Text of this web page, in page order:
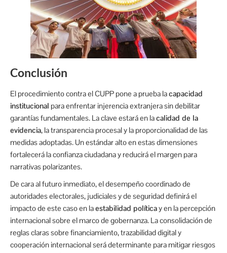
Conclusión
El procedimiento contra el CUPP pone a prueba lacapacidad
institucional para enfrentar injerencia extranjera sin debilitar
garantías fundamentales. La clave estará en lacalidad de la
evidencia, la transparencia procesal y la proporcionalidad de las
medidas adoptadas. Un estándar alto en estas dimensiones
fortalecerá la confianza ciudadana y reducirá el margen para
narrativas polarizantes.
De cara al futuro inmediato, el desempeño coordinado de
autoridades electorales, judiciales y de seguridad definirá el
impacto de este caso en laestabilidad políticay en la percepción
internacional sobre el marco de gobernanza. La consolidación de
reglas claras sobre financiamiento, trazabilidad digital y
cooperación internacional será determinante para mitigar riesgos